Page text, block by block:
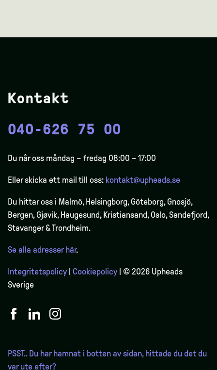
Kontakt
040-626 75 00
Du når oss måndag – fredag 08:00 – 17:00
Eller skicka ett mail till oss: kontakt@upheads.se
Du hittar oss i Malmö, Helsingborg, Göteborg, Gnosjö,
Bergen,Gjøvik, Haugesund, Kristiansand, Oslo, Sandefjord,
Stavanger & Trondheim.
Se alla adresser här.
Integritetspolicy Cookiepolicy | © 2026 Upheads
Sverige
PSST.. Du har hamnat i botten av sidan, hittade du det du
var ute efter?